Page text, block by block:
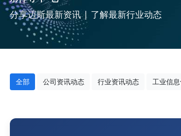
分享迈斯最新资讯 | 了解最新行业动态
全部 公司资讯动态 行业资讯动态 工业信